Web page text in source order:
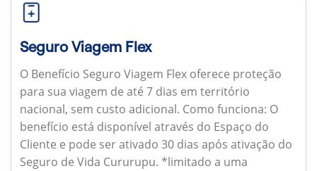
Seguro Viagem Flex
O Benefício Seguro Viagem Flex oferece proteção
para sua viagem de até 7 dias em território
nacional, sem custo adicional. Como funciona: O
benefício está disponível através do Espaço do
Cliente e pode ser ativado 30 dias após ativação do
Seguro de Vida Cururupu. *limitado a uma